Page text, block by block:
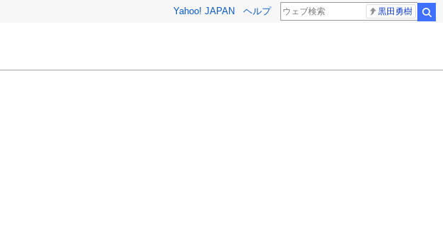
Yahoo! JAPAN ヘルプ 黒田勇樹